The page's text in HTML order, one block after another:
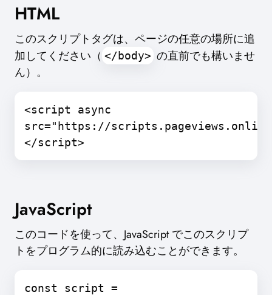
HTML
このスクリプトタグは、ページの任意の場所に追
加してください（ </body> の直前でも構いませ
ん）。
<script async
src="https://
</script>
JavaScript
このコードを使って、JavaScript でこのスクリプ
トをプログラム的に読み込むことができます。
const script =